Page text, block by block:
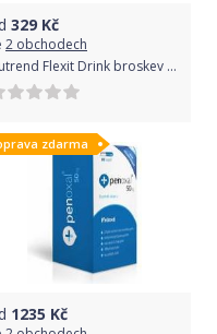
329 Kč
2 obchodech
Nutrend Flexit Drink broskev 400 g
zdarma
1235 Kč